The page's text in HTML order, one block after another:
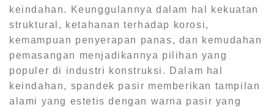
keindahan. Keunggulannya dalam hal kekuatan
struktural, ketahanan terhadap korosi,
kemampuan penyerapan panas, dan kemudahan
pemasangan menjadikannya pilihan yang
populer di industri konstruksi. Dalam hal
keindahan, spandek pasir memberikan tampilan
alami yang estetis dengan warna pasir yang